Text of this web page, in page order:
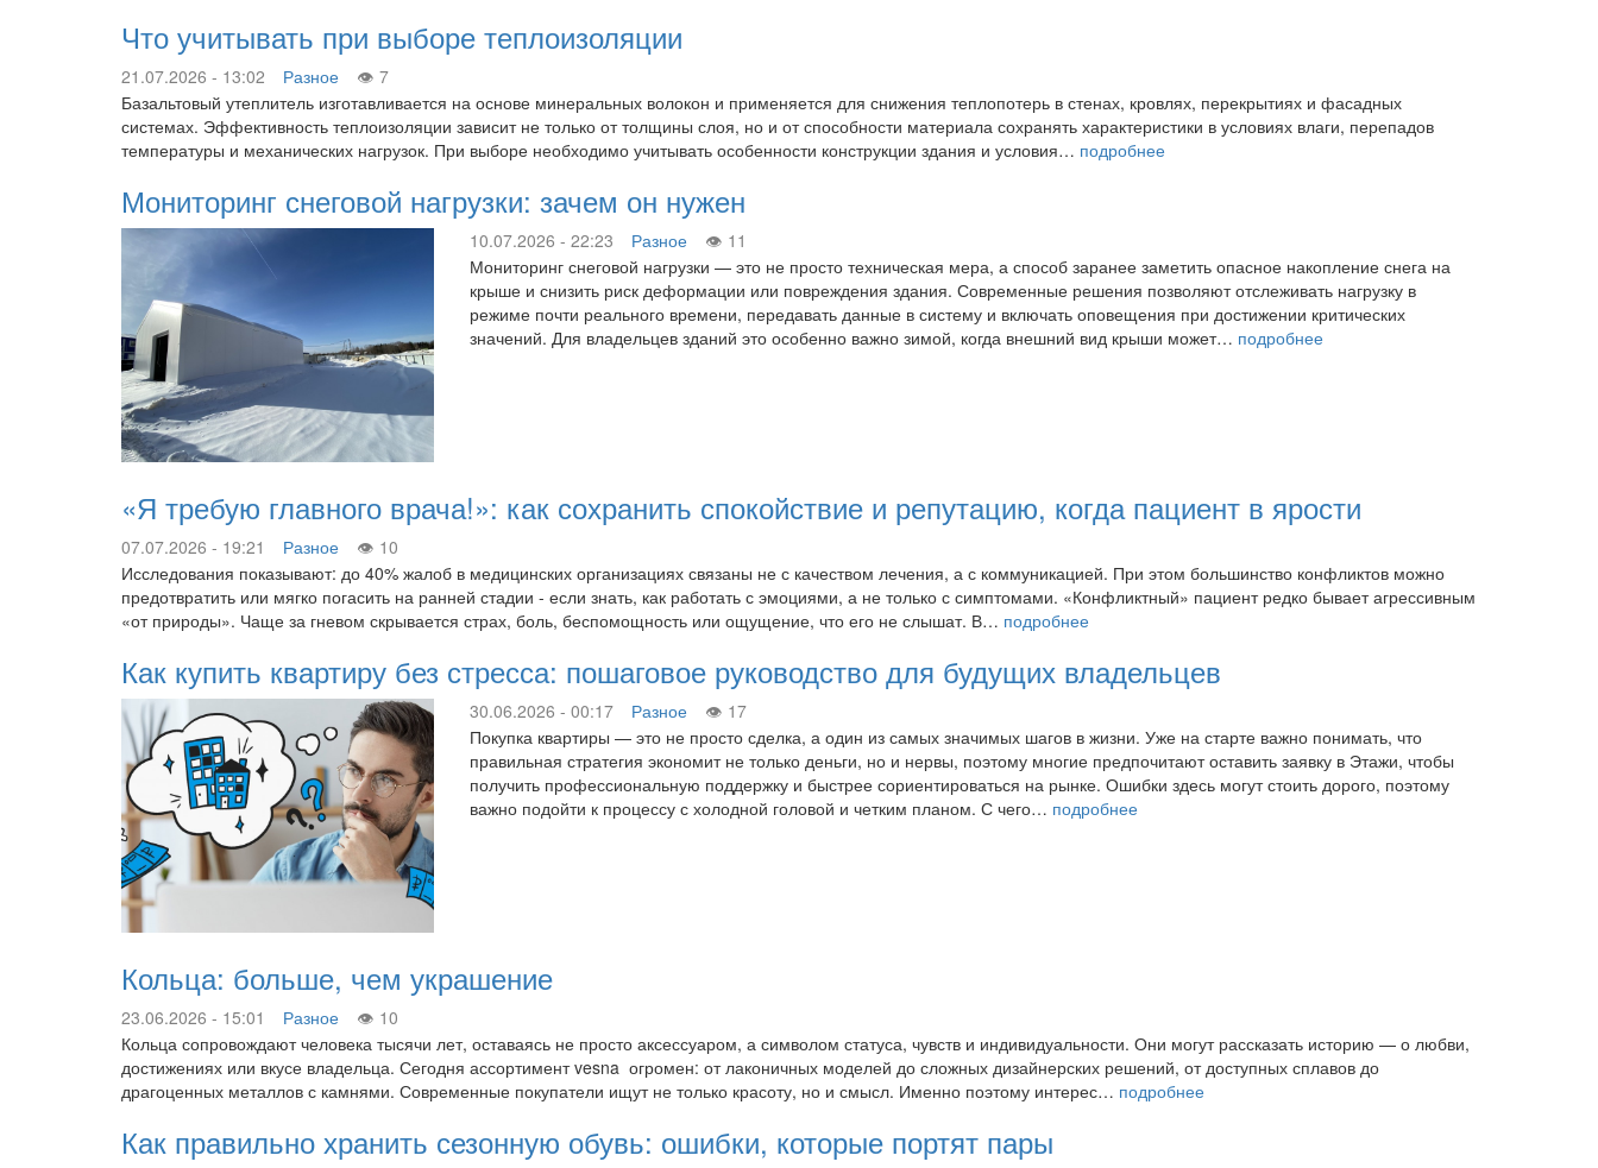
Что учитывать при выборе теплоизоляции
21.07.2026 - 13:02 Разное
7
Базальтовый утеплитель изготавливается на основе минеральных волокон и применяется для снижения теплопотерь в стенах, кровлях, перекрытиях и фасадных
системах. Эффективность теплоизоляции зависит не только от толщины слоя, но и от способности материала сохранять характеристики в условиях влаги, перепадов
температуры и механических нагрузок. При выборе необходимо учитывать особенности конструкции здания и условия… подробнее
Мониторинг снеговой нагрузки: зачем он нужен
10.07.2026 - 22:23 Разное
11
Мониторинг снеговой нагрузки — это не просто техническая мера, а способ заранее заметить опасное накопление снега на
крыше и снизить риск деформации или повреждения здания. Современные решения позволяют отслеживать нагрузку в
режиме почти реального времени, передавать данные в систему и включать оповещения при достижении критических
значений. Для владельцев зданий это особенно важно зимой, когда внешний вид крыши может… подробнее
«Я требую главного врача!»: как сохранить спокойствие и репутацию, когда пациент в ярости
07.07.2026 - 19:21 Разное
10
Исследования показывают: до 40% жалоб в медицинских организациях связаны не с качеством лечения, а с коммуникацией. При этом большинство конфликтов можно
предотвратить или мягко погасить на ранней стадии - если знать, как работать с эмоциями, а не только с симптомами. «Конфликтный» пациент редко бывает агрессивным
«от природы». Чаще за гневом скрывается страх, боль, беспомощность или ощущение, что его не слышат. В… подробнее
Как купить квартиру без стресса: пошаговое руководство для будущих владельцев
30.06.2026 - 00:17 Разное
17
Покупка квартиры — это не просто сделка, а один из самых значимых шагов в жизни. Уже на старте важно понимать, что
правильная стратегия экономит не только деньги, но и нервы, поэтому многие предпочитают оставить заявку в Этажи, чтобы
получить профессиональную поддержку и быстрее сориентироваться на рынке. Ошибки здесь могут стоить дорого, поэтому
важно подойти к процессу с холодной головой и четким планом. С чего… подробнее
Кольца: больше, чем украшение
23.06.2026 - 15:01 Разное
10
Кольца сопровождают человека тысячи лет, оставаясь не просто аксессуаром, а символом статуса, чувств и индивидуальности. Они могут рассказать историю — о любви,
достижениях или вкусе владельца. Сегодня ассортимент vesna огромен: от лаконичных моделей до сложных дизайнерских решений, от доступных сплавов до
драгоценных металлов с камнями. Современные покупатели ищут не только красоту, но и смысл. Именно поэтому интерес… подробнее
Как правильно хранить сезонную обувь: ошибки, которые портят пары